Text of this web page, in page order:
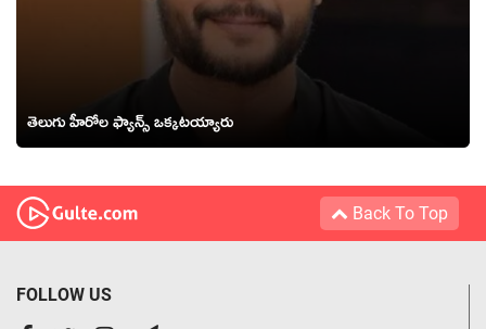
తెలుగు హీరోల ఫ్యాన్స్ ఒక్కటయ్యారు
Back To Top
FOLLOW US